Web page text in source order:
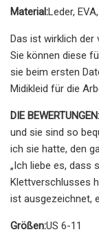
Material:Leder,
Das ist wirklich der
Sie können diese
sie beim ersten
Midikleid für die
DIE BEWERTUNGEN:
und sie sind so
ich sie hatte, den
„Ich liebe es, dass
Klettverschlusses
ist ausgezeichnet,
Größen:US 6-11